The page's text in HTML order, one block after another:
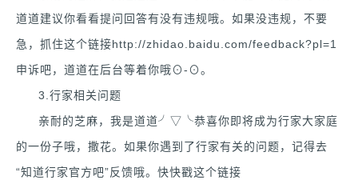
道道建议你看看提问回答有没有违规哦。如果没违规，不要
急，抓住这个链接http://zhidao.baidu.com/feedback?pl=1
申诉吧，道道在后台等着你哦⊙-⊙。
3.行家相关问题
亲耐的芝麻，我是道道╯▽╰恭喜你即将成为行家大家庭
的一份子哦，撒花。如果你遇到了行家有关的问题，记得去
“知道行家官方吧”反馈哦。快快戳这个链接